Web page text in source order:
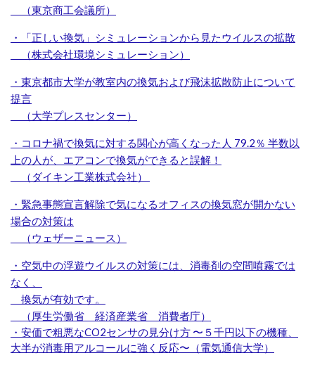
（東京商工会議所）
・「正しい換気」シミュレーションから見たウイルスの拡散
（株式会社環境シミュレーション）
・東京都市大学が教室内の換気および飛沫拡散防止について
提言
（大学プレスセンター）
・コロナ禍で換気に対する関心が高くなった人 79.2％ 半数以
上の人が、エアコンで換気ができると誤解！
（ダイキン工業株式会社）
・緊急事態宣言解除で気になるオフィスの換気窓が開かない
場合の対策は
（ウェザーニュース）
・空気中の浮遊ウイルスの対策には、消毒剤の空間噴霧では
なく、
換気が有効です。
（厚生労働省 経済産業省 消費者庁）
・ 安価で粗悪なCO2センサの見分け方 〜５千円以下の機種、
大半が消毒用アルコールに強く反応〜（電気通信大学）